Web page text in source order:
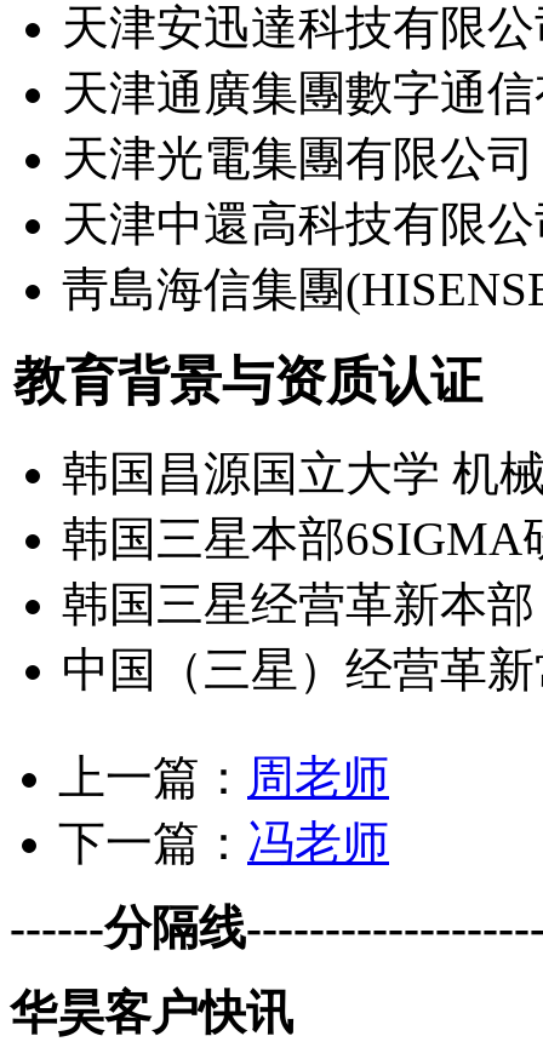
天津安迅達科技有限
天津通廣集團數字通
天津光電集團有限公
天津中還高科技有限
靑島海信集團
教育背景与资质认证
韩国昌源国立大学 机
韩国三星本部6SIGMA
韩国三星经营革新本
中国（三星）经营革
上一篇： 周老师
下一篇： 冯老师
------分隔线
华昊客户快讯